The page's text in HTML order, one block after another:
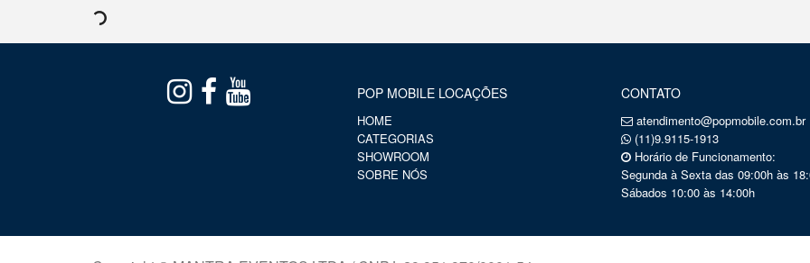
POP MOBILE LOCAÇÕES
HOME
CATEGORIAS
SHOWROOM
SOBRE NÓS
CONTATO
atendimento@popmobile.com.br
(11)9.9115-1913
Horário de Funcionamento:
Segunda à Sexta das 09:00h às
Sábados 10:00 às 14:00h